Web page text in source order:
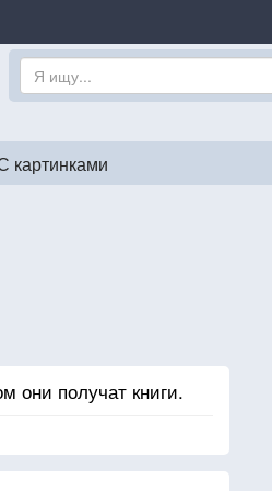
картинками
они получат книги.